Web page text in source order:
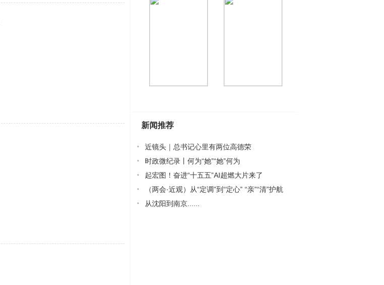
新闻推荐
近镜头｜总书记心里有两位高德荣
时政微纪录丨何为“她”“她”何为
起宏图！奋进“十五五”AI超燃大片来了
（两会·近观）从“定调”到“定心” “亲”“清”护航
民营经济高质量发展
从沈阳到南京......